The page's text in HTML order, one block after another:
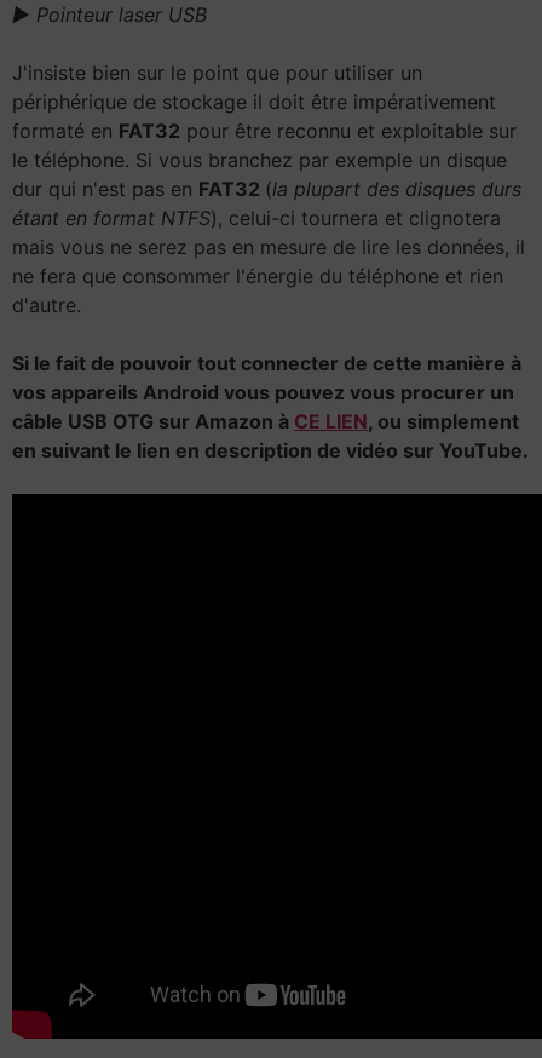
► Pointeur laser USB
J'insiste bien sur le point que pour utiliser un
périphérique de stockage il doit être impérativement
formaté en FAT32 pour être reconnu et exploitable sur
le téléphone. Si vous branchez par exemple un disque
dur qui n'est pas en FAT32 (la plupart des disques durs
étant en format NTFS), celui-ci tournera et clignotera
mais vous ne serez pas en mesure de lire les données, il
ne fera que consommer l'énergie du téléphone et rien
d'autre.
Si le fait de pouvoir tout connecter de cette manière à
vos appareils Android vous pouvez vous procurer un
câble USB OTG sur Amazon à CE LIEN, ou simplement
en suivant le lien en description de vidéo sur YouTube.